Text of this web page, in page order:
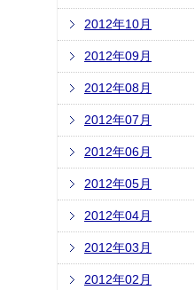
2012年10月
2012年09月
2012年08月
2012年07月
2012年06月
2012年05月
2012年04月
2012年03月
2012年02月